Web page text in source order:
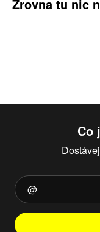
Zrovna tu nic
Co